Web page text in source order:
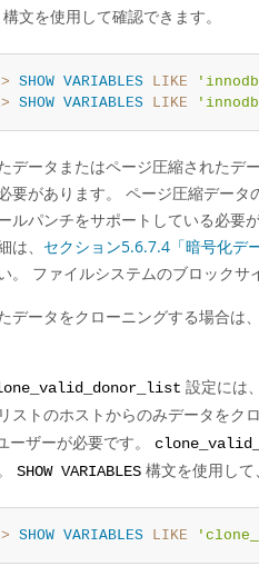
構文を使用して確認できます。
SHOW VARIABLES LIKE
SHOW VARIABLES LIKE
データまたはページ圧縮されたデ
要があります。 ページ圧縮デー
ルパンチをサポートしている必
は、 セクション5.6.7.4「暗号化デ
。 ファイルシステムのブロック
データをクローニングする場合は
設定には
ストのホストからのみデータをク
ーザーが必要です。
SHOW VARIABLES 構文を使用して、
SHOW VARIABLES LIKE